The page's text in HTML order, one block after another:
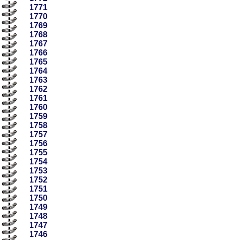
1771
1770
1769
1768
1767
1766
1765
1764
1763
1762
1761
1760
1759
1758
1757
1756
1755
1754
1753
1752
1751
1750
1749
1748
1747
1746